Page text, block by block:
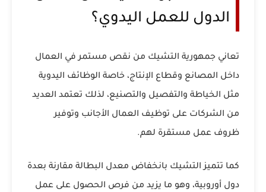
الدول للعمل اليدوي؟
تعاني جمهورية التشيك من نقص مستمر في العمال
داخل المصانع وقطاع الإنتاج، خاصة الوظائف اليدوية
مثل الخياطة والتفصيل والتصنيع، لذلك تعتمد العديد
من الشركات على توظيف العمال الأجانب وتوفير
ظروف عمل مستقرة لهم.
كما تتميز التشيك بانخفاض معدل البطالة مقارنة بعدة
دول أوروبية، وهو ما يزيد من فرص الحصول على عمل